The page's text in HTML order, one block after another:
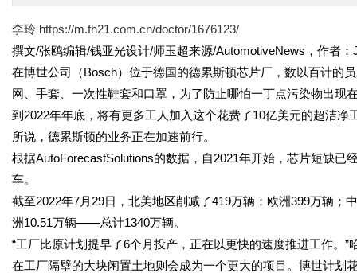
李玲 https://m.fh21.com.cn/doctor/1676123/
撰文/张鸥编辑/钱亚光设计/师玉超来源/AutomotiveNews，作者
在博世公司（Bosch）位于德国的德累斯顿芯片厂，数以百计的
网、手套、一次性鞋套和口罩，为了防止哪怕一丁点污染物出现
到2022年年底，将有更多工人加入这个花费了10亿美元的超洁
所说，德累斯顿的业务正在加速前行。
根据AutoForecastSolutions的数据，自2021年开始，芯片短缺
车。
截至2022年7月29日，北美地区削减了419万辆；欧洲399万辆；
洲10.51万辆——总计1340万辆。
“工厂比原计划提早了6个月投产，正在以更快的速度推进工作。
在工厂隔壁的大块闲置土地则会成为一个更大的项目。博世计划